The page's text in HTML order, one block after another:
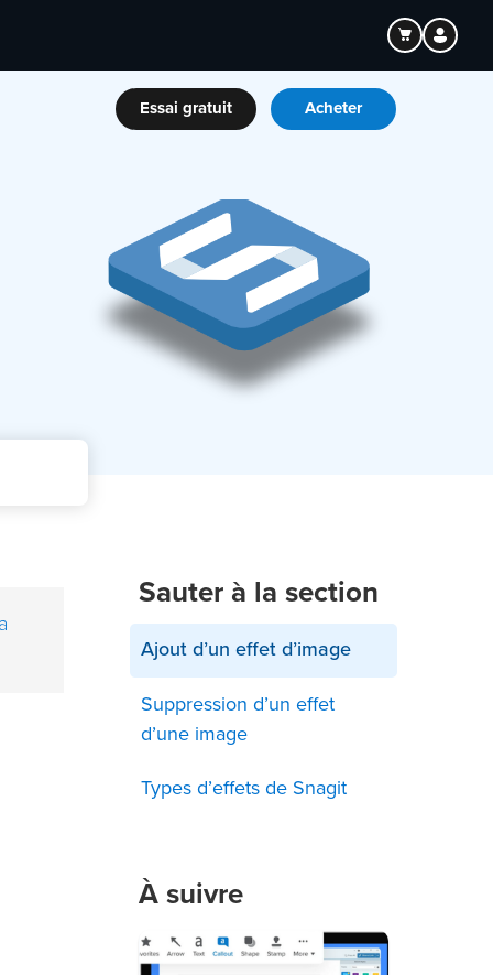
Essai gratuit Acheter
Sauter à la section
Ajout d’un effet d’image
Suppression d’un effet
d’une image
Types d’effets de Snagit
À suivre